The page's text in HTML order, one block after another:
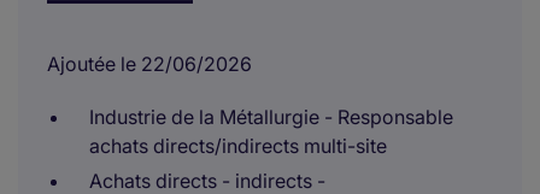
Ajoutée le 22/06/2026
Industrie de la Métallurgie - Responsable
achats directs/indirects multi-site
Achats directs - indirects -